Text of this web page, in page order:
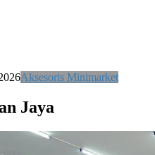
Aksesoris Minimarket
Jaya